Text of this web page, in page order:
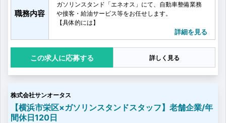
職務内容
ガソリンスタンド「エネオス」にて、自動車整備業務
や接客・給油サービス等をお任せします。
【具体的には】
・洗車、コーティング
・オイル、タイヤ交換
・カーケア商品の販売
・簡単な車両点検
・車検のご案内 など
詳細を見る
応募する 詳しく見る
株式会社サンオータス
【横浜市栄区×ガソリンスタンドスタッフ】老舗企業/年
間休日120日